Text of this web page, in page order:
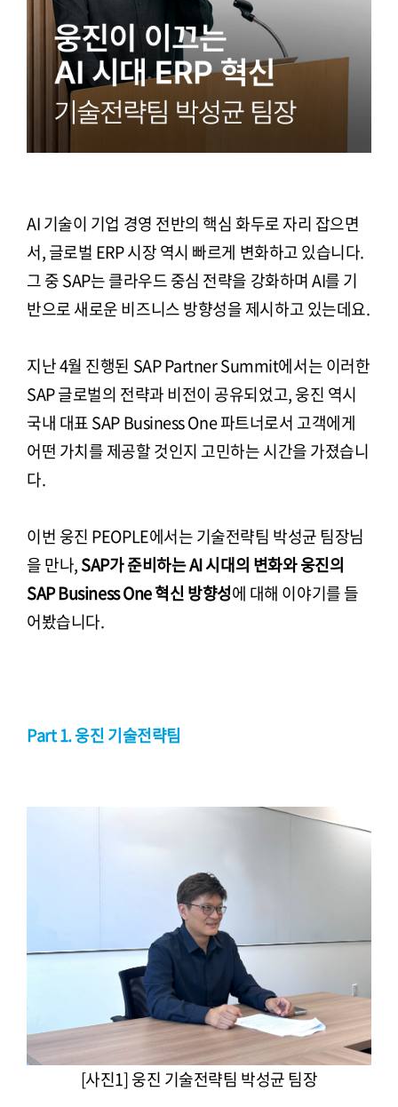
AI 기술이 기업 경영 전반의 핵심 화두로 자리 잡으면
서, 글로벌 ERP 시장 역시 빠르게 변화하고 있습니다.
그 중 SAP는 클라우드 중심 전략을 강화하며 AI를 기
반으로 새로운 비즈니스 방향성을 제시하고 있는데요.
지난 4월 진행된 SAP Partner Summit에서는 이러한
SAP 글로벌의 전략과 비전이 공유되었고, 웅진 역시
국내 대표 SAP Business One 파트너로서 고객에게
어떤 가치를 제공할 것인지 고민하는 시간을 가졌습니
다.
이번 웅진 PEOPLE에서는 기술전략팀 박성균 팀장님
을 만나,SAP가 준비하는 AI 시대의 변화와 웅진의
SAP Business One 혁신 방향성에 대해 이야기를 들
어봤습니다.
Part 1. 웅진 기술전략팀
[사진1] 웅진 기술전략팀 박성균 팀장